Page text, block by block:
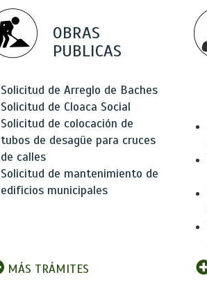
OBRAS
PUBLICAS
Solicitud de Arreglo de Baches
Solicitud de Cloaca Social
Solicitud de colocación de
tubos de desagüe para cruces
de calles
Solicitud de mantenimiento de
edificios municipales
MÁS TRÁMITES